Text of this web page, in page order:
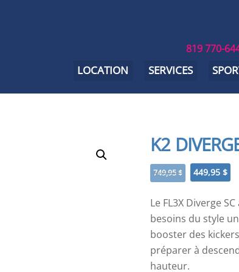
819 770-
LOCATION SERVICES
K2
749,95$
Le
prix
initial
était :
749,95 $.
449,95 $
Le FL3X Diverge
besoins du style
booster des
préparer à
hauteur.